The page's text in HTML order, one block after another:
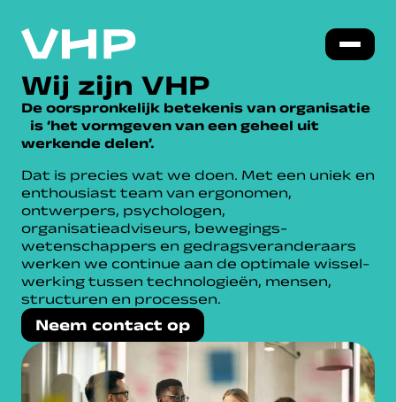
Wij zijn VHP
De oorspronkelijk betekenis van organisatie
is ‘het vormgeven van een geheel uit
werkende delen’.
Dat is precies wat we doen. Met een uniek en
enthousiast team van ergonomen,
ontwerpers, psychologen,
organisatieadviseurs, bewegings-
wetenschappers en gedragsveranderaars
werken we continue aan de optimale wissel-
werking tussen technologieën, mensen,
structuren en processen.
Neem contact op